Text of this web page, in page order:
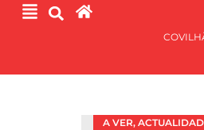
A VER,